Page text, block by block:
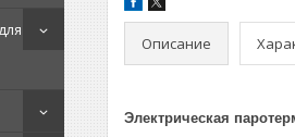
Описание
Электрическая